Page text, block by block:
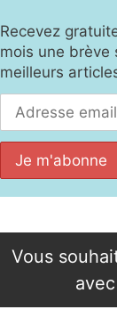
Recevez
mois une brève
meilleurs
Vous